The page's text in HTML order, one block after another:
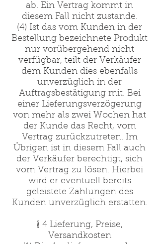
ab. Ein Vertrag kommt in
diesem Fall nicht zustande.
(4) Ist das vom Kunden in der
Bestellung bezeichnete Produkt
nur vorübergehend nicht
verfügbar, teilt der Verkäufer
dem Kunden dies ebenfalls
unverzüglich in der
Auftragsbestätigung mit. Bei
einer Lieferungsverzögerung
von mehr als zwei Wochen hat
der Kunde das Recht, vom
Vertrag zurückzutreten. Im
Übrigen ist in diesem Fall auch
der Verkäufer berechtigt, sich
vom Vertrag zu lösen. Hierbei
wird er eventuell bereits
geleistete Zahlungen des
Kunden unverzüglich erstatten.
§ 4 Lieferung, Preise,
Versandkosten